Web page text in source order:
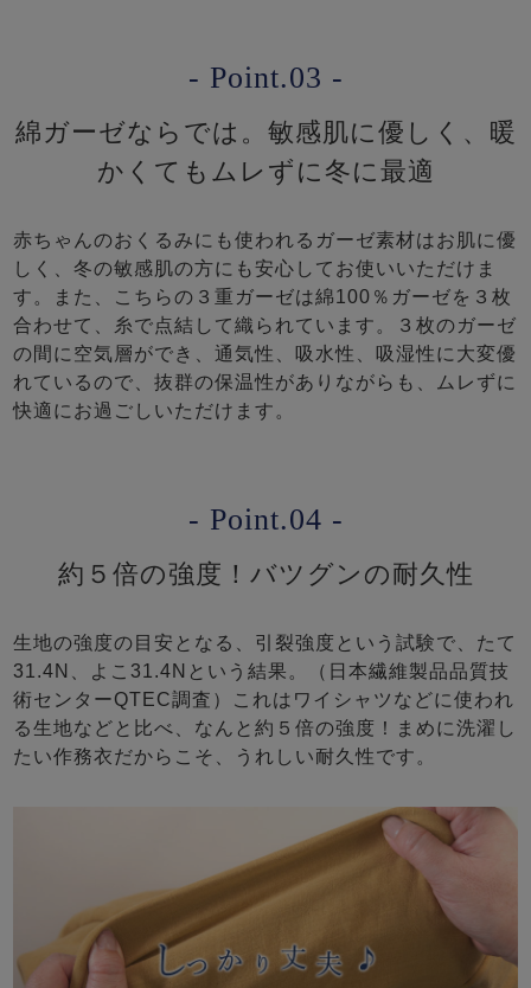
- Point.03 -
綿ガーゼならでは。敏感肌に優しく、暖
かくてもムレずに冬に最適
赤ちゃんのおくるみにも使われるガーゼ素材はお肌に優
しく、冬の敏感肌の方にも安心してお使いいただけま
す。また、こちらの３重ガーゼは綿100％ガーゼを３枚
合わせて、糸で点結して織られています。３枚のガーゼ
の間に空気層ができ、通気性、吸水性、吸湿性に大変優
れているので、抜群の保温性がありながらも、ムレずに
快適にお過ごしいただけます。
- Point.04 -
約５倍の強度！バツグンの耐久性
生地の強度の目安となる、引裂強度という試験で、たて
31.4N、よこ31.4Nという結果。（日本繊維製品品質技
術センターQTEC調査）これはワイシャツなどに使われ
る生地などと比べ、なんと約５倍の強度！まめに洗濯し
たい作務衣だからこそ、うれしい耐久性です。